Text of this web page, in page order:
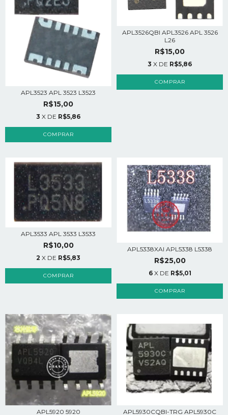
APL3523 APL 3523 L3523
R$15,00
3 X DE R$5,86
APL3526QBI APL3526 APL 3526
L26
R$15,00
3 X DE R$5,86
APL3533 APL 3533 L3533
R$10,00
2 X DE R$5,83
APL5338XAI APL5338 L5338
R$25,00
6 X DE R$5,01
APL5920 5920
APL5930CQBI-TRG APL5930C